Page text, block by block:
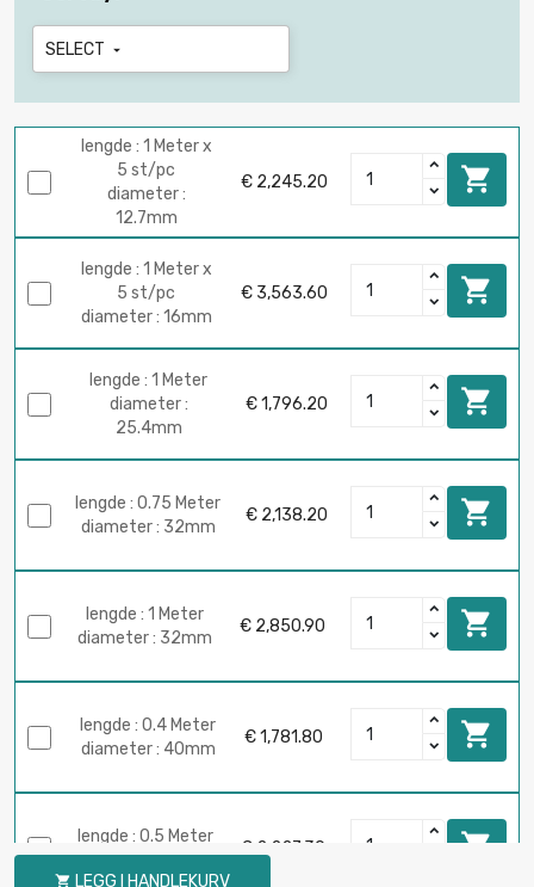
SELECT 
lengde : 1 Meter x
5 st/pc
diameter :
12.7mm
€ 2,245.20 
lengde : 1 Meter x
5 st/pc
diameter : 16mm
€ 3,563.60 
lengde : 1 Meter
diameter :
25.4mm
€ 1,796.20 
lengde : 0.75 Meter
diameter : 32mm
€ 2,138.20 
lengde : 1 Meter
diameter : 32mm
€ 2,850.90 
lengde : 0.4 Meter
diameter : 40mm
€ 1,781.80 
lengde : 0.5 Meter
diameter : 40mm
€ 2,227.30 
 LEGG I HANDLEKURV